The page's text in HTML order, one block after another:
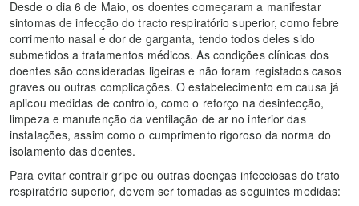
Desde o dia 6 de Maio, os doentes começaram a manifestar
sintomas de infecção do tracto respiratório superior, como febre
corrimento nasal e dor de garganta, tendo todos deles sido
submetidos a tratamentos médicos. As condições clínicas dos
doentes são consideradas ligeiras e não foram registados casos
graves ou outras complicações. O estabelecimento em causa já
aplicou medidas de controlo, como o reforço na desinfecção,
limpeza e manutenção da ventilação de ar no interior das
instalações, assim como o cumprimento rigoroso da norma do
isolamento das doentes.
Para evitar contrair gripe ou outras doenças infecciosas do trato
respiratório superior, devem ser tomadas as seguintes medidas: